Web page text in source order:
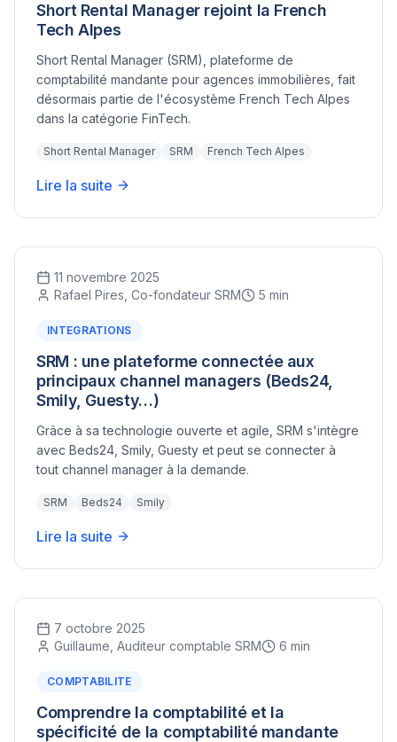
Short Rental Manager rejoint la French
Tech Alpes
Short Rental Manager (SRM), plateforme de
comptabilité mandante pour agences immobilières, fait
désormais partie de l'écosystème French Tech Alpes
dans la catégorie FinTech.
Short Rental Manager SRM French Tech Alpes
Lire la suite
11 novembre 2025
Rafael Pires, Co-fondateur SRM
5 min
INTEGRATIONS
SRM : une plateforme connectée aux
principaux channel managers (Beds24,
Smily, Guesty…)
Grâce à sa technologie ouverte et agile, SRM s'intègre
avec Beds24, Smily, Guesty et peut se connecter à
tout channel manager à la demande.
SRM Beds24 Smily
Lire la suite
7 octobre 2025
Guillaume, Auditeur comptable SRM
6 min
COMPTABILITE
Comprendre la comptabilité et la
spécificité de la comptabilité mandante